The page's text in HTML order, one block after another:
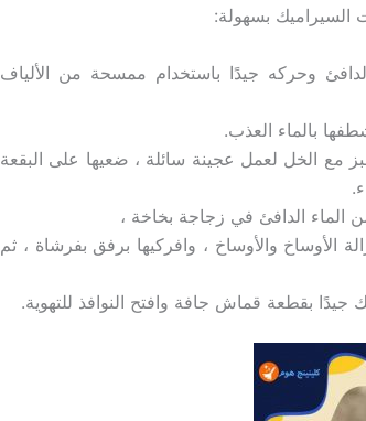
السيراميك بسهولة:
وحركه جيدًا باستخدام ممسحة من الألياف
بالماء العذب.
مع الخل لعمل عجينة سائلة ، ضعيها على البقعة
الماء الدافئ في زجاجة بخاخة ،
الأوساخ والأوساخ ، وافركيها برفق بفرشاة ، ثم
بقطعة قماش جافة وافتح النوافذ للتهوية.